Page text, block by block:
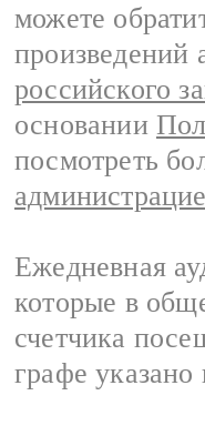
можете
произведений
российского
основании
посмотреть
Ежедневная
которые в
счетчика
графе